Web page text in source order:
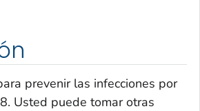
prevenir las infecciones por
Usted puede tomar otras